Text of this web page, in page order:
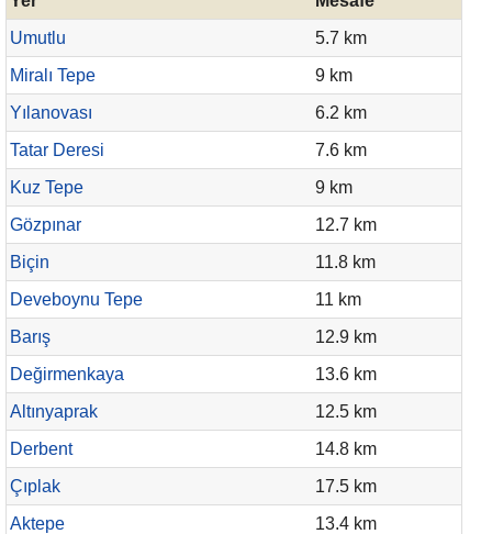
Umutlu
5.7 km
Miralı Tepe
9 km
Yılanovası
6.2 km
Tatar Deresi
7.6 km
Kuz Tepe
9 km
Gözpınar
12.7 km
Biçin
11.8 km
Deveboynu Tepe
11 km
Barış
12.9 km
Değirmenkaya
13.6 km
Altınyaprak
12.5 km
Derbent
14.8 km
Çıplak
17.5 km
Aktepe
13.4 km